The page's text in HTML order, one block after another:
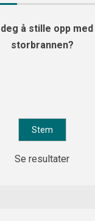
deg å stille opp
storbrannen?
Se resultater